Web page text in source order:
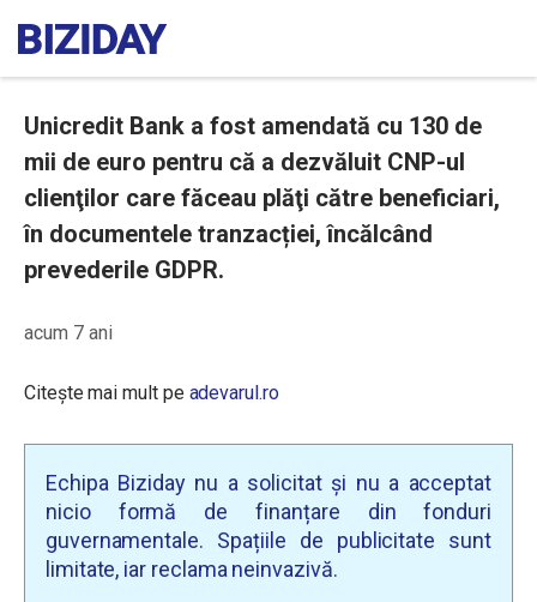
Unicredit Bank a fost amendată cu 130 de
mii de euro pentru că a dezvăluit CNP-ul
clienţilor care făceau plăţi către beneficiari,
în documentele tranzacției, încălcând
prevederile GDPR.
acum 7 ani
Citește mai mult pe adevarul.ro
Echipa Biziday nu a solicitat și nu a acceptat
nicio formă de finanțare din fonduri
guvernamentale. Spațiile de publicitate sunt
limitate, iar reclama neinvazivă.